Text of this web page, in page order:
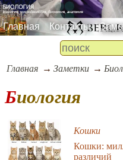
Главная Контакты
Главная Заметки
Биология
Кошки
Кошки:
различий